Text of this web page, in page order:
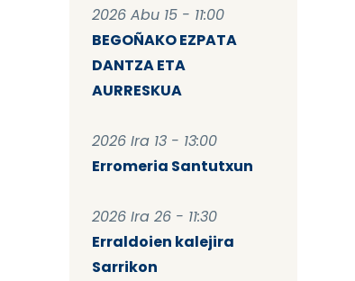
2026 Abu 15 - 11:00
BEGOÑAKO EZPATA
DANTZA ETA
AURRESKUA
2026 Ira 13 - 13:00
Erromeria Santutxun
2026 Ira 26 - 11:30
Erraldoien kalejira
Sarrikon